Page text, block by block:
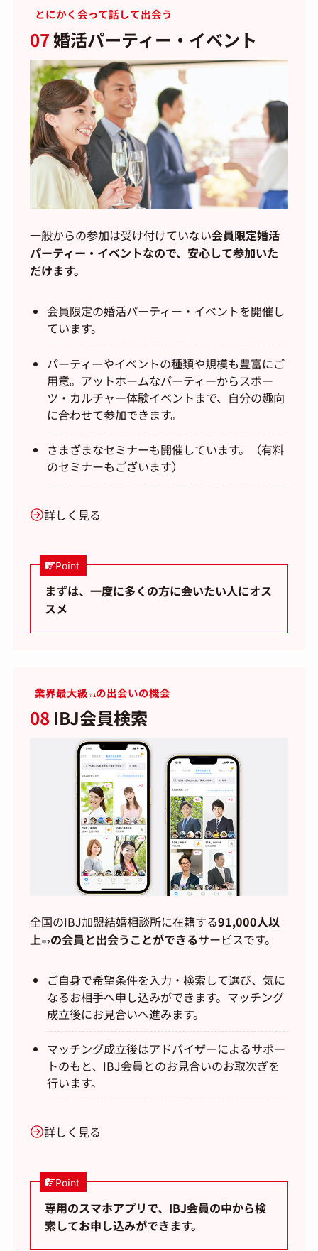
とにかく会って話して出会う
07婚活パーティー・イベント
一般からの参加は受け付けていない会員限定婚活
パーティー・イベントなので、安心して参加いた
だけます。
会員限定の婚活パーティー・イベントを開催し
ています。
パーティーやイベントの種類や規模も豊富にご
用意。アットホームなパーティーからスポー
ツ・カルチャー体験イベントまで、自分の趣向
に合わせて参加できます。
さまざまなセミナーも開催しています。（有料
のセミナーもございます）
詳しく見る
Point
まずは、一度に多くの方に会いたい人にオス
スメ
業界最大級 ※1の出会いの機会
08 IBJ会員検索
全国のIBJ加盟結婚相談所に在籍する91,000人以
上※2の会員と出会うことができるサービスです。
ご自身で希望条件を入力・検索して選び、気に
なるお相手へ申し込みができます。マッチング
成立後にお見合いへ進みます。
マッチング成立後はアドバイザーによるサポー
トのもと、IBJ会員とのお見合いのお取次ぎを
行います。
詳しく見る
Point
専用のスマホアプリで、IBJ会員の中から検
索してお申し込みができます。